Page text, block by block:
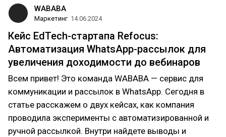
WABABA
Маркетинг 14.06.2024
Кейс EdTech-стартапа Refocus:
Автоматизация WhatsApp-рассылок для
увеличения доходимости до вебинаров
Всем привет! Это команда WABABA — сервис для
коммуникации и рассылок в WhatsApp. Сегодня в
статье расскажем о двух кейсах, как компания
проводила эксперименты с автоматизированной и
ручной рассылкой. Внутри найдете выводы и